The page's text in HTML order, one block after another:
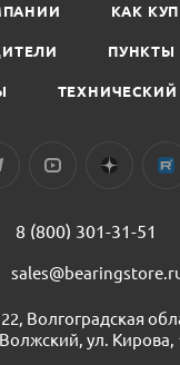
КАК
ТЕХНИЧЕСКИЙ
8 (800) 301-31-51
Волгоградская
Волжский, ул. Кирова,